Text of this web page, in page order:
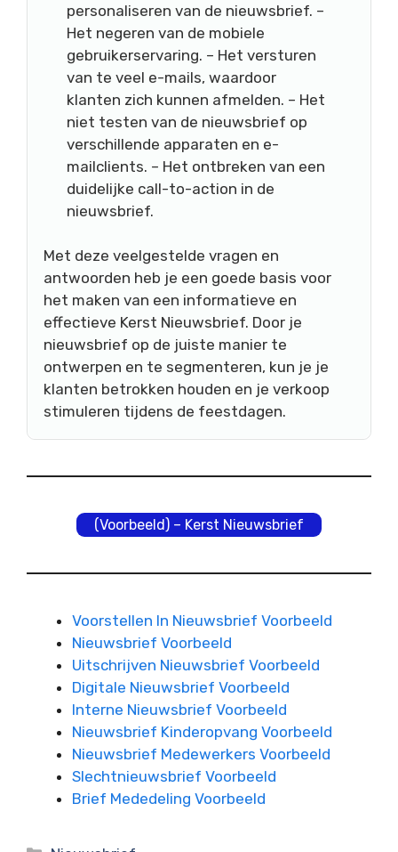
personaliseren van de nieuwsbrief. –
Het negeren van de mobiele
gebruikerservaring. – Het versturen
van te veel e-mails, waardoor
klanten zich kunnen afmelden. – Het
niet testen van de nieuwsbrief op
verschillende apparaten en e-
mailclients. – Het ontbreken van een
duidelijke call-to-action in de
nieuwsbrief.
Met deze veelgestelde vragen en
antwoorden heb je een goede basis voor
het maken van een informatieve en
effectieve Kerst Nieuwsbrief. Door je
nieuwsbrief op de juiste manier te
ontwerpen en te segmenteren, kun je je
klanten betrokken houden en je verkoop
stimuleren tijdens de feestdagen.
(Voorbeeld) – Kerst Nieuwsbrief
Voorstellen In Nieuwsbrief Voorbeeld
Nieuwsbrief Voorbeeld
Uitschrijven Nieuwsbrief Voorbeeld
Digitale Nieuwsbrief Voorbeeld
Interne Nieuwsbrief Voorbeeld
Nieuwsbrief Kinderopvang Voorbeeld
Nieuwsbrief Medewerkers Voorbeeld
Slechtnieuwsbrief Voorbeeld
Brief Mededeling Voorbeeld